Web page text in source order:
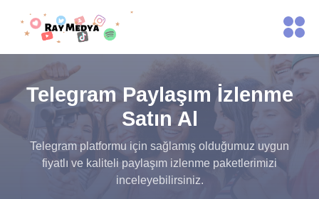
Telegram Paylaşım İzlenme
Satın Al
Telegram platformu için sağlamış olduğumuz uygun
fiyatlı ve kaliteli paylaşım izlenme paketlerimizi
inceleyebilirsiniz.